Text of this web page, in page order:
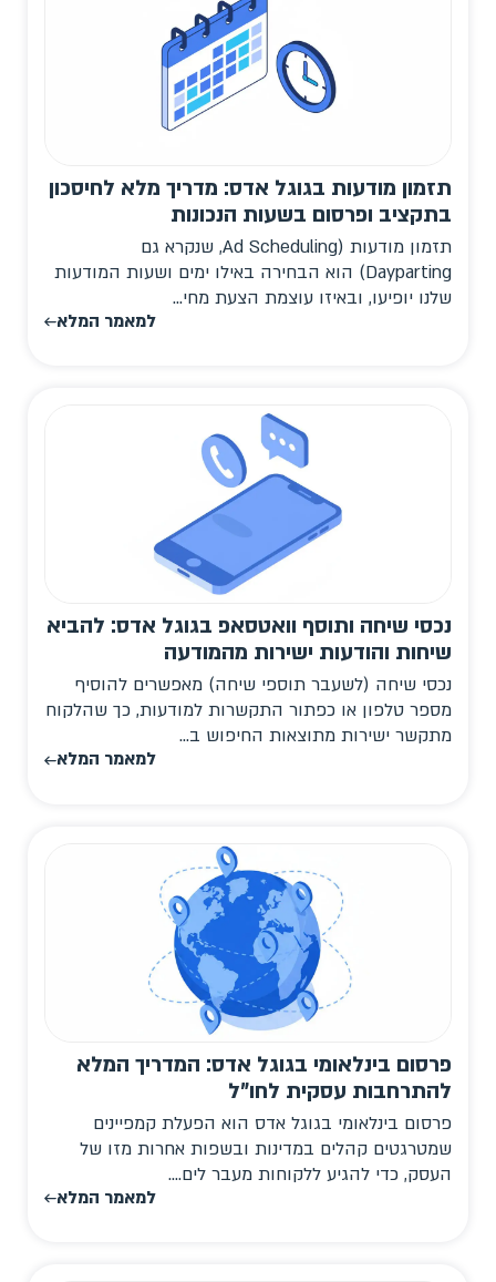
תזמון מודעות בגוגל אדס: מדריך מלא לחיסכון
בתקציב ופרסום בשעות הנכונות
תזמון מודעות (Ad Scheduling, שנקרא גם
Dayparting) הוא הבחירה באילו ימים ושעות המודעות
שלנו יופיעו, ובאיזו עוצמת הצעת מחי...
למאמר המלא
נכסי שיחה ותוסף וואטסאפ בגוגל אדס: להביא
שיחות והודעות ישירות מהמודעה
נכסי שיחה (לשעבר תוספי שיחה) מאפשרים להוסיף
מספר טלפון או כפתור התקשרות למודעות, כך שהלקוח
מתקשר ישירות מתוצאות החיפוש ב...
למאמר המלא
פרסום בינלאומי בגוגל אדס: המדריך המלא
להתרחבות עסקית לחו"ל
פרסום בינלאומי בגוגל אדס הוא הפעלת קמפיינים
שמטרגטים קהלים במדינות ובשפות אחרות מזו של
העסק, כדי להגיע ללקוחות מעבר לים....
למאמר המלא